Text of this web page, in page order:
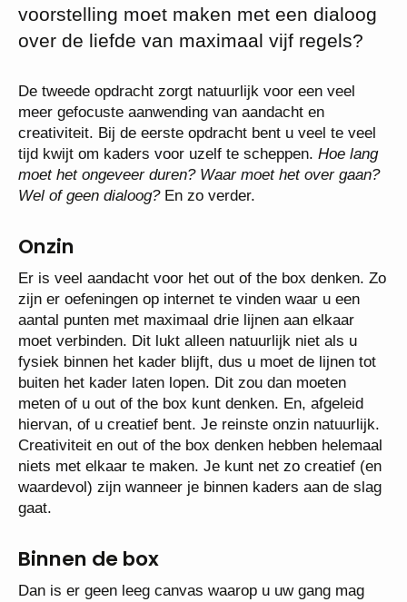
voorstelling moet maken met een dialoog
over de liefde van maximaal vijf regels?
De tweede opdracht zorgt natuurlijk voor een veel
meer gefocuste aanwending van aandacht en
creativiteit. Bij de eerste opdracht bent u veel te veel
tijd kwijt om kaders voor uzelf te scheppen. Hoe lang
moet het ongeveer duren? Waar moet het over gaan?
Wel of geen dialoog? En zo verder.
Onzin
Er is veel aandacht voor het out of the box denken. Zo
zijn er oefeningen op internet te vinden waar u een
aantal punten met maximaal drie lijnen aan elkaar
moet verbinden. Dit lukt alleen natuurlijk niet als u
fysiek binnen het kader blijft, dus u moet de lijnen tot
buiten het kader laten lopen. Dit zou dan moeten
meten of u out of the box kunt denken. En, afgeleid
hiervan, of u creatief bent. Je reinste onzin natuurlijk.
Creativiteit en out of the box denken hebben helemaal
niets met elkaar te maken. Je kunt net zo creatief (en
waardevol) zijn wanneer je binnen kaders aan de slag
gaat.
Binnen de box
Dan is er geen leeg canvas waarop u uw gang mag